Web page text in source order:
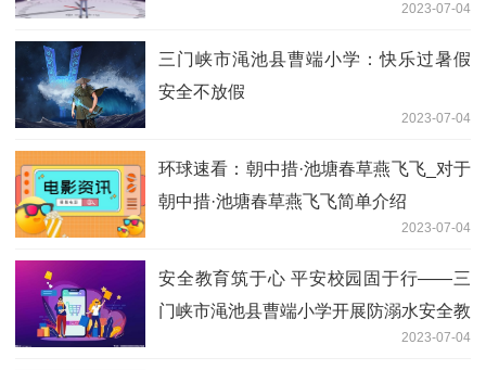
2023-07-04
三门峡市渑池县曹端小学：快乐过暑假
安全不放假
2023-07-04
环球速看：朝中措·池塘春草燕飞飞_对于
朝中措·池塘春草燕飞飞简单介绍
2023-07-04
安全教育筑于心 平安校园固于行——三
门峡市渑池县曹端小学开展防溺水安全教
2023-07-04